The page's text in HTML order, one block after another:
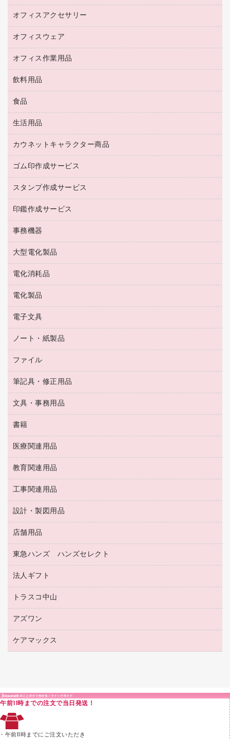
ＵＳＢハブ／ＵＳＢアクセサリー
ＯＡフィルター
ＯＡクリーナー／エアダスター
ＨＤＤ／ＳＳＤ
ディスプレイモニター
コピー機
カウンター
保管庫・書庫
ロッカー・下駄箱
その他収納
オフィスアクセサリー
オフィスアクセサリー
オフィスウェア
医療・介護・ワーキングウェア
ブラウス・シャツ
アウター
オフィス作業用品
養生用品
防災用品
防災用備蓄食品・飲料
台車・脚立
倉庫収納用品
作業用雑貨
梱包用品
梱包用テープ
園芸用品
ペット用品
飲料用品
緑茶飲料
茶葉・インスタント
紅茶・バラエティ飲料
レギュラーコーヒー
ミルク・シュガー
ソフトドリンク
コーヒーメーカー・備品
インスタントコーヒー
食品
食品
菓子
生活用品
浴室用品
台所用洗剤
掃除用品
掃除用洗剤
洗濯用品
消臭・芳香剤
殺虫剤
飲食用消耗品
ハンドソープ・石鹸
トイレ用品
トイレ用洗剤
ティッシュペーパー
ダストボックス
タオル・アメニティ用品
スリッパ・サンダル・シューズ
スポーツ・レジャー用品
ゴミ袋
キッチン用品
食品添加物製品
カウネットキャラクター商品
カウネットキャラクター商品
ゴム印作成サービス
ゴム印作成サービス
ゴム印（一行印）作成サービス
ゴム印（フリーサイズ印）作成サービス
スタンプ作成サービス
シヤチハタスタンプ作成サービス
カウネットスタンプ作成サービス
印鑑作成サービス
印鑑作成サービス
事務機器
大型シュレッダー（共配）
レーザーポインター
ラミネートフィルム
ラミネータ
タイムレコーダー
シュレッダ
ＯＨＰ用品
大型電化製品
冷蔵庫・キッチン・調理家電
テレビ・ＡＶ機器
電化消耗品
電球・蛍光灯
乾電池・充電池
フィルム・カメラ用品
デスクライト
アルバム
電化製品
掃除機・クリーナー
空調・季節家電
その他電化製品
キッチン・調理家電
ＯＡタップ／延長コード
電子文具
電卓
ラベルテープ
その他電子文具
ノート・紙製品
封筒
粘着メモ
伝票
典礼用品
帳簿
額縁
各種用紙
ルーズリーフ
ファイル
名刺整理用品
板目表紙・綴込表紙
背幅が伸びるファイル
統一伝票用ファイル
収納保存用品
レターファイル
リングファイル
プレゼン用ファイル
ファイルボックス
パイプ式ファイル
その他ファイル
クリヤーホルダー
クリヤーブック（差替式）
クリヤーブック（固定式）
Ｚ式ファイル
２穴リフィル・２穴インデックス
筆記具・修正用品
万年筆
筆ペン
消しゴム
修正液・修正ペン
修正テープ
鉛筆
マーキングペン（油性）
マーキングペン（水性）
ボールペン（油性）
ボールペン（ゲルインク）
シャープペンシル用替芯
文具・事務用品
輪ゴム
両面テープ
名札
保管・整理用品
壁面／足元収納
備品／小物ケース
透明テープ 事務用
電話台
針なしステープラー
紙めくり
裁断機
印章用品
書籍
パソコンソフト
医療関連用品
保健用品
使い捨て手袋
感染症対策用品
介護用品
医療関連用品
教育関連用品
教育関連用品
工事関連用品
工事関連用品
屋外用品
設計・製図用品
設計・製図用品
店舗用品
店舗運営用品
陳列什器
紙手提げ袋
レジ・ポリ袋
ディスプレイ用品
カウンター／お会計用品
東急ハンズ ハンズセレクト
東急ハンズ
法人ギフト
高島屋
カウネットギフト
高島屋（食品・飲料）
カウネットギフト（食品・飲料）
トラスコ中山
建築・作業用品
アズワン
医療・介護用品（食品・飲料・食添製品）
ケアマックス
午前11時までの注文で当日発送！
午前11時までにご注文いただき